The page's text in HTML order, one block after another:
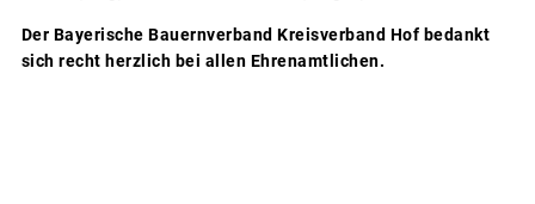
Der Bayerische Bauernverband Kreisverband Hof bedankt
sich recht herzlich bei allen Ehrenamtlichen.